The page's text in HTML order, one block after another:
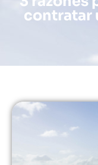
contratar